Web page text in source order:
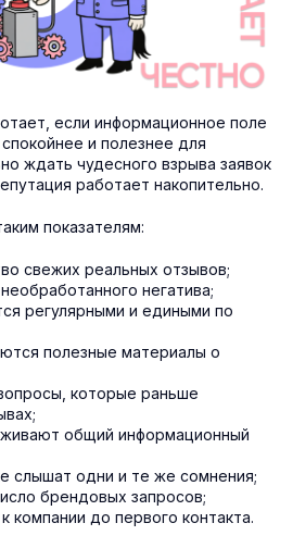
если информационное поле
и полезнее для
ждать чудесного взрыва заявок
работает накопительно.
показателям:
свежих реальных отзывов;
негатива;
регулярными и едиными по
полезные материалы о
которые раньше
общий информационный
слышат одни и те же сомнения;
брендовых запросов;
компании до первого контакта.